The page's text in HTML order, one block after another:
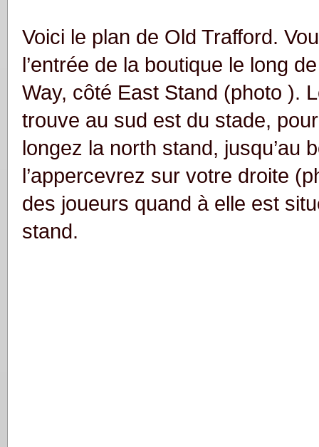
Voici le plan de Old Trafford.
l’entrée de la boutique le long
Way, côté East Stand (photo ).
trouve au sud est du stade,
longez la north stand, jusqu’au
l’appercevrez sur votre droite
des joueurs quand à elle est
stand.